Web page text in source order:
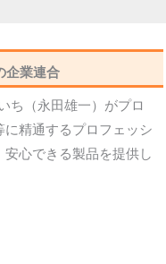
企業連合
ち（永田雄一）がプロ
精通するプロフェッシ
心できる製品を提供し